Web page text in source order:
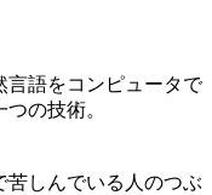
語をコンピュータで
の技術。
しんでいる人のつぶ